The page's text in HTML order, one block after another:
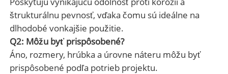
štrukturálnu pevnosť, vďaka čomu sú ideálne na
dlhodobé vonkajšie použitie.
Q2: Môžu byť prispôsobené?
Áno, rozmery, hrúbka a úrovne náteru môžu byť
prispôsobené podľa potrieb projektu.